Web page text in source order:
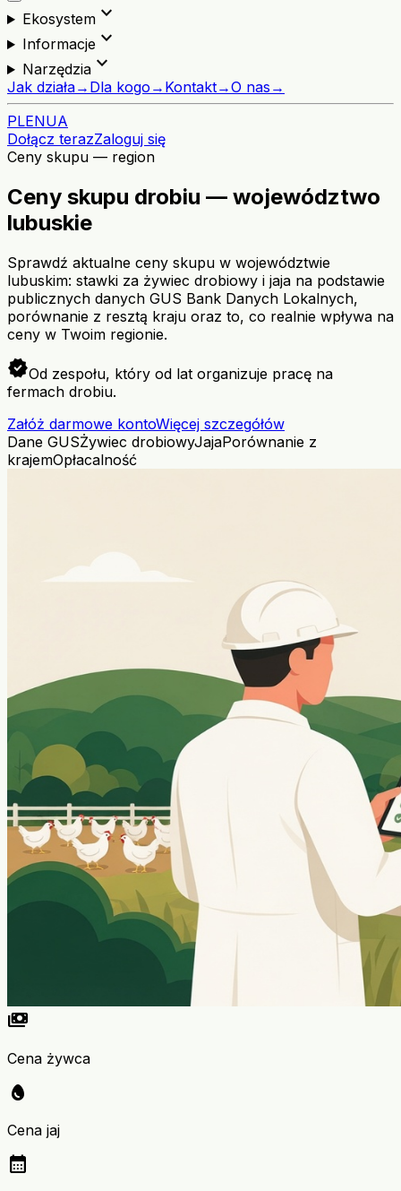
Ekosystemexpand_more
Informacjeexpand_more
Narzędziaexpand_more
Jak działa→ Dla kogo → Kontakt→O nas →
PLENUA
Dołącz terazZaloguj się
Ceny skupu — region
Ceny skupu drobiu — województwo
lubuskie
Sprawdź aktualne ceny skupu w województwie
lubuskim: stawki za żywiec drobiowy i jaja na podstawie
publicznych danych GUS Bank Danych Lokalnych,
porównanie z resztą kraju oraz to, co realnie wpływa na
ceny w Twoim regionie.
verifiedOd zespołu, który od lat organizuje pracę na
fermach drobiu.
Załóż darmowe kontoWięcej szczegółów
Dane GUSŻywiec drobiowyJajaPorównanie z
krajemOpłacalność
payments
Cena żywca
egg
Cena jaj
calendar_month